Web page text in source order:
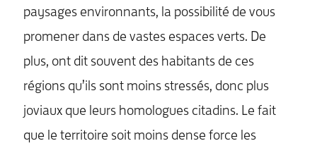
paysages environnants, la possibilité de vous
promener dans de vastes espaces verts. De
plus, ont dit souvent des habitants de ces
régions qu’ils sont moins stressés, donc plus
joviaux que leurs homologues citadins. Le fait
que le territoire soit moins dense force les